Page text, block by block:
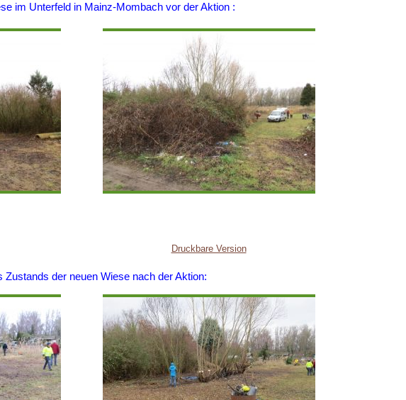
im Unterfeld in Mainz-Mombach vor der Aktion :
Druckbare Version
Zustands der neuen Wiese nach der Aktion: